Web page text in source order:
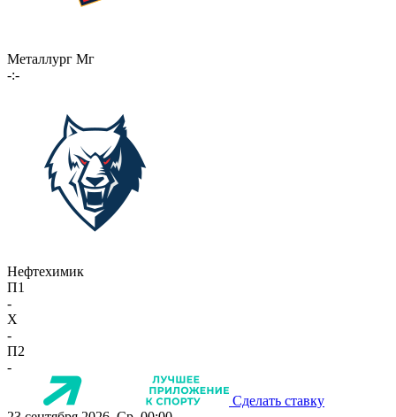
Металлург Мг
-:-
Нефтехимик
П1
-
X
-
П2
-
Сделать ставку